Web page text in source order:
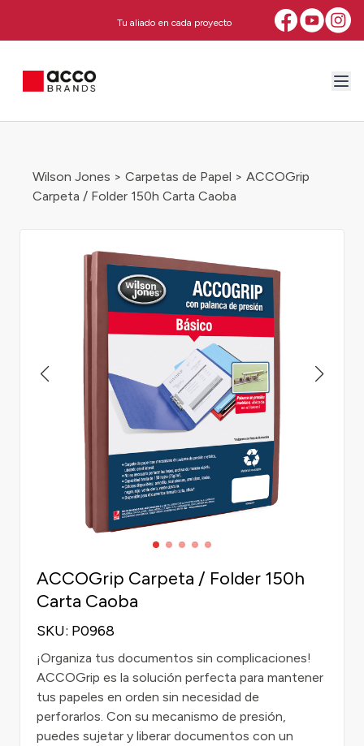
Tu aliado en cada proyecto
Wilson Jones > Carpetas de Papel > ACCOGrip
Carpeta / Folder 150h Carta Caoba
ACCOGrip Carpeta / Folder 150h
Carta Caoba
SKU: P0968
¡Organiza tus documentos sin complicaciones!
ACCOGrip es la solución perfecta para mantener
tus papeles en orden sin necesidad de
perforarlos. Con su mecanismo de presión,
puedes sujetar y liberar documentos con un